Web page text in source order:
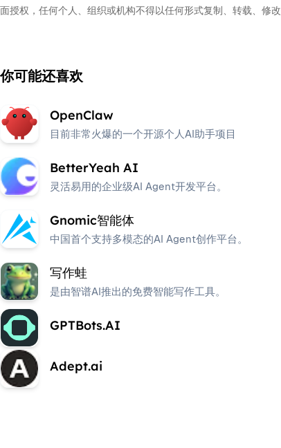
面授权，任何个人、组织或机构不得以任何形式复制、转载、修
你可能还喜欢
OpenClaw
目前非常火爆的一个开源个人AI助手项目
BetterYeah AI
灵活易用的企业级AI Agent开发平台。
Gnomic智能体
中国首个支持多模态的AI Agent创作平台。
写作蛙
是由智谱AI推出的免费智能写作工具。
GPTBots.AI
Adept.ai